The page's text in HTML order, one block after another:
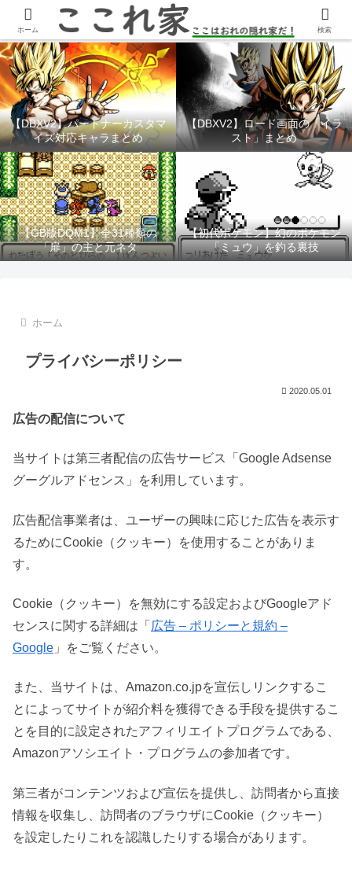
YouTubeチャンネル「ここれ家」
【DBXV2】パートナーカスタマ
イズ対応キャラまとめ
【DBXV2】ロード画面の「イラ
スト」まとめ
【GB版DQM1】全31種類の
「扉」の主と元ネタ
【初代ポケモン】幻のポケモン
「ミュウ」を釣る裏技
ホーム
プライバシーポリシー
2020.05.01
広告の配信について
当サイトは第三者配信の広告サービス「Google Adsense
グーグルアドセンス」を利用しています。
広告配信事業者は、ユーザーの興味に応じた広告を表示す
るためにCookie（クッキー）を使用することがありま
す。
Cookie（クッキー）を無効にする設定およびGoogleアド
センスに関する詳細は「 広告 – ポリシーと規約 –
Google 」をご覧ください。
また、当サイトは、Amazon.co.jpを宣伝しリンクするこ
とによってサイトが紹介料を獲得できる手段を提供するこ
とを目的に設定されたアフィリエイトプログラムである、
Amazonアソシエイト・プログラムの参加者です。
第三者がコンテンツおよび宣伝を提供し、訪問者から直接
情報を収集し、訪問者のブラウザにCookie（クッキー）
を設定したりこれを認識したりする場合があります。
ホーム 検索